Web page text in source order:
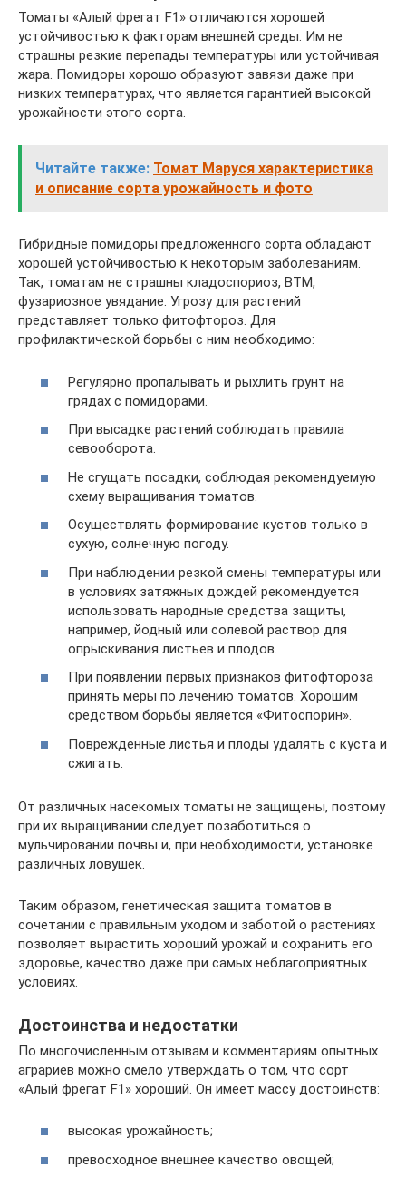
Томаты «Алый фрегат F1» отличаются хорошей
устойчивостью к факторам внешней среды. Им не
страшны резкие перепады температуры или устойчивая
жара. Помидоры хорошо образуют завязи даже при
низких температурах, что является гарантией высокой
урожайности этого сорта.
Читайте также: Томат Маруся характеристика
и описание сорта урожайность и фото
Гибридные помидоры предложенного сорта обладают
хорошей устойчивостью к некоторым заболеваниям.
Так, томатам не страшны кладоспориоз, ВТМ,
фузариозное увядание. Угрозу для растений
представляет только фитофтороз. Для
профилактической борьбы с ним необходимо:
Регулярно пропалывать и рыхлить грунт на
грядах с помидорами.
При высадке растений соблюдать правила
севооборота.
Не сгущать посадки, соблюдая рекомендуемую
схему выращивания томатов.
Осуществлять формирование кустов только в
сухую, солнечную погоду.
При наблюдении резкой смены температуры или
в условиях затяжных дождей рекомендуется
использовать народные средства защиты,
например, йодный или солевой раствор для
опрыскивания листьев и плодов.
При появлении первых признаков фитофтороза
принять меры по лечению томатов. Хорошим
средством борьбы является «Фитоспорин».
Поврежденные листья и плоды удалять с куста и
сжигать.
От различных насекомых томаты не защищены, поэтому
при их выращивании следует позаботиться о
мульчировании почвы и, при необходимости, установке
различных ловушек.
Таким образом, генетическая защита томатов в
сочетании с правильным уходом и заботой о растениях
позволяет вырастить хороший урожай и сохранить его
здоровье, качество даже при самых неблагоприятных
условиях.
Достоинства и недостатки
По многочисленным отзывам и комментариям опытных
аграриев можно смело утверждать о том, что сорт
«Алый фрегат F1» хороший. Он имеет массу достоинств:
высокая урожайность;
превосходное внешнее качество овощей;